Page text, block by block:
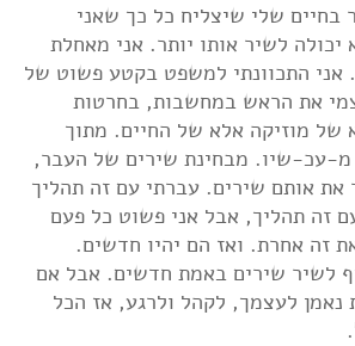
בחיים שלי שיצליח כל כך שאני
לשיר אותו יותר. אני מאחלת
אני התכוונתי למשפט בקטע פשוט של
את הראש במחשבות, בחרטות
של מוזיקה אלא של החיים. מתוך
עכ-שיו. מבחינת שירים של העבר,
את אותם שירים. עברתי עם זה תהליך
זה תהליך, אבל אני פשוט כל פעם
זה אחרת. ואז הם יהיו חדשים.
לשיר שירים באמת חדשים. אבל אם
לעצמך, לקהל ולרגע, אז הכל